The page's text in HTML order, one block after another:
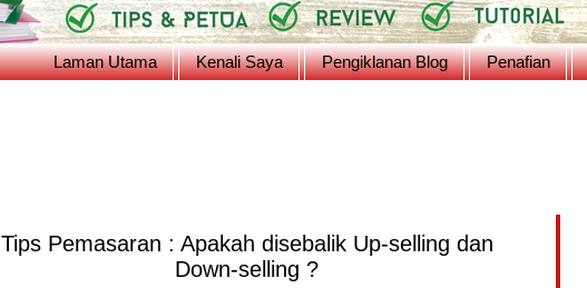
Laman Utama Kenali Saya Pengiklanan Blog Penafian
Tips Pemasaran : Apakah disebalik Up-selling dan
Down-selling ?